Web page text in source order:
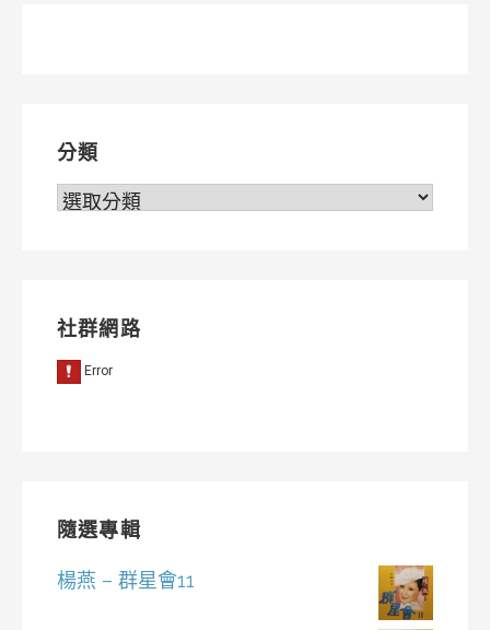
分類
分
社群網路
隨選專輯
楊燕 – 群星會11